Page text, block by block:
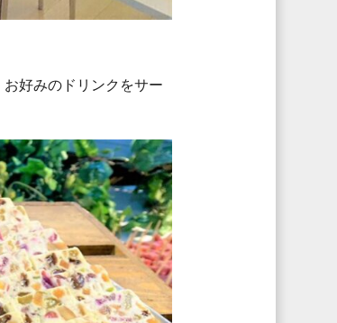
好みのドリンクをサー